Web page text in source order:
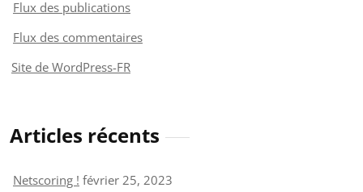
Flux des publications
Flux des commentaires
Site de WordPress-FR
Articles récents
Netscoring ! février 25, 2023